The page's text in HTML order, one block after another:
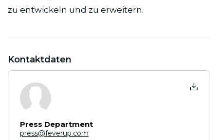
zu entwickeln und zu erweitern.
Kontaktdaten
Press Department
press@feverup.com